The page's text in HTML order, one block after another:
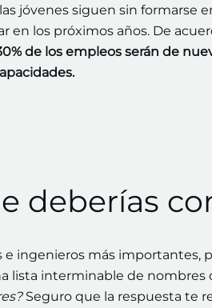
jóvenes siguen sin formarse
en los próximos años. De
de los empleos serán de
deberías
ingenieros más importantes,
lista interminable de nombres
Seguro que la respuesta te